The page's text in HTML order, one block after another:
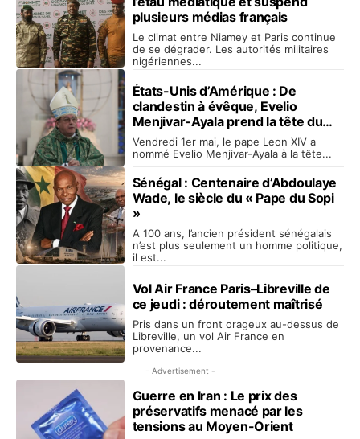
plusieurs médias français
Le climat entre Niamey et Paris continue
de se dégrader. Les autorités militaires
nigériennes...
États-Unis d’Amérique : De
clandestin à évêque, Evelio
Menjivar-Ayala prend la tête du
diocèse de Wheeling-Charleston
Vendredi 1er mai, le pape Leon XIV a
nommé Evelio Menjivar-Ayala à la tête...
Sénégal : Centenaire d’Abdoulaye
Wade, le siècle du « Pape du Sopi
»
A 100 ans, l’ancien président sénégalais
n’est plus seulement un homme politique,
il est...
Vol Air France Paris–Libreville de
ce jeudi : déroutement maîtrisé
Pris dans un front orageux au-dessus de
Libreville, un vol Air France en
provenance...
- Advertisement -
Guerre en Iran : Le prix des
préservatifs menacé par les
tensions au Moyen-Orient